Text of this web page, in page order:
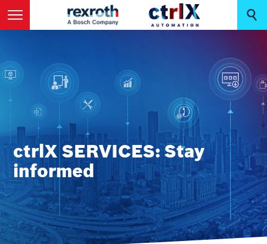
ctrlX SERVICES: Stay
informed